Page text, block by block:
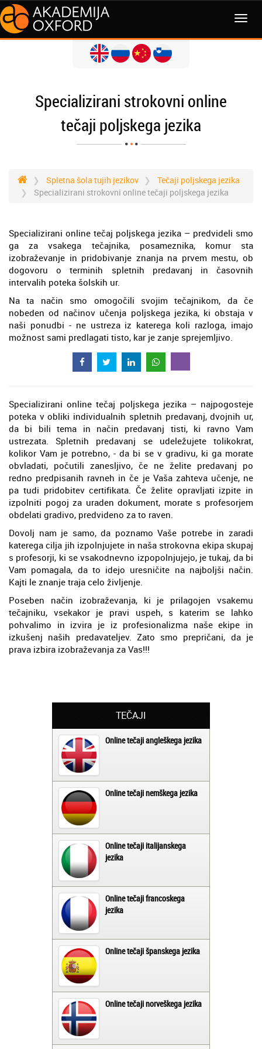
MENI
Specializirani strokovni online
tečaji poljskega jezika
Spletna šola tujih jezikov
Tečaji poljskega jezika
Specializirani strokovni online tečaji poljskega jezika
Specializirani online tečaj poljskega jezika – predvideli smo
ga za vsakega tečajnika, posameznika, komur sta
izobraževanje in pridobivanje znanja na prvem mestu, ob
dogovoru o terminih spletnih predavanj in časovnih
intervalih poteka šolskih ur.
Na ta način smo omogočili svojim tečajnikom, da če
nobeden od načinov učenja poljskega jezika, ki obstaja v
naši ponudbi - ne ustreza iz katerega koli razloga, imajo
možnost sami predlagati tisto, kar je zanje sprejemljivo.
Specializirani online tečaj poljskega jezika – najpogosteje
poteka v obliki individualnih spletnih predavanj, dvojnih ur,
da bi bili tema in način predavanj tisti, ki ravno Vam
ustrezata. Spletnih predavanj se udeležujete tolikokrat,
kolikor Vam je potrebno, - da bi se v gradivu, ki ga morate
obvladati, počutili zanesljivo, če ne želite predavanj po
redno predpisanih ravneh in če je Vaša zahteva učenje, ne
pa tudi pridobitev certifikata. Če želite opravljati izpite in
izpolniti pogoj za uraden dokument, morate s profesorjem
obdelati gradivo, predvideno za to raven.
Dovolj nam je samo, da poznamo Vaše potrebe in zaradi
katerega cilja jih izpolnjujete in naša strokovna ekipa skupaj
s profesorji, ki se vsakodnevno izpopolnjujejo, je tukaj, da bi
Vam pomagala, da to idejo uresničite na najboljši način.
Kajti le znanje traja celo življenje.
Poseben način izobraževanja, ki je prilagojen vsakemu
tečajniku, vsekakor je pravi uspeh, s katerim se lahko
pohvalimo in izvira je iz profesionalizma naše ekipe in
izkušenj naših predavateljev. Zato smo prepričani, da je
prava izbira izobraževanja za Vas!!!
TEČAJI
Online tečaji angleškega jezika
Online tečaji nemškega jezika
Online tečaji italijanskega
jezika
Online tečaji francoskega
jezika
Online tečaji španskega jezika
Online tečaji norveškega jezika